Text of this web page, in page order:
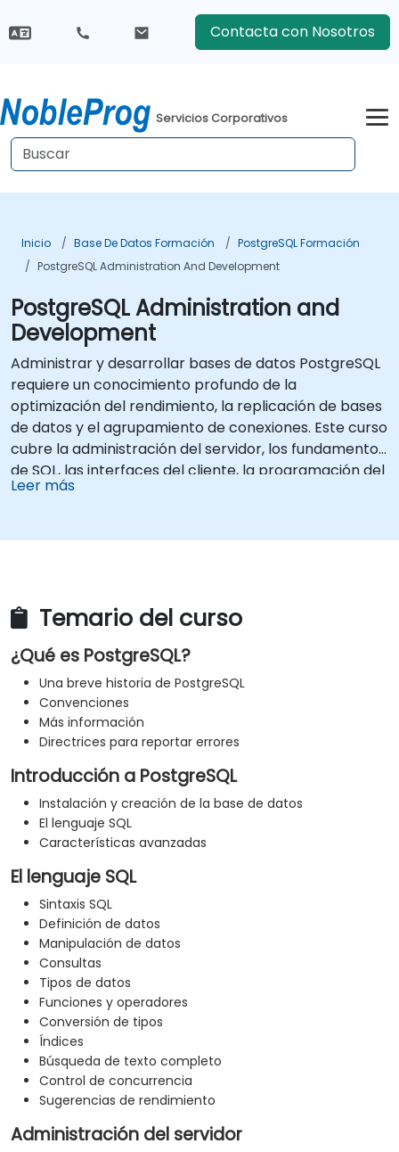
Contacta con Nosotros
Servicios Corporativos
Inicio Base De Datos Formación
PostgreSQL Formación
PostgreSQL Administration And Development
PostgreSQL Administration and
Development
Administrar y desarrollar bases de datos PostgreSQL
requiere un conocimiento profundo de la
optimización del rendimiento, la replicación de bases
de datos y el agrupamiento de conexiones. Este curso
cubre la administración del servidor, los fundamentos
de SQL, las interfaces del cliente, la programación del
lado del servidor y los componentes internos de la
empresarial para entornos PostgreSQL.
Leer más
Temario del curso
¿Qué es PostgreSQL?
Una breve historia de PostgreSQL
Convenciones
Más información
Directrices para reportar errores
Introducción a PostgreSQL
Instalación y creación de la base de datos
El lenguaje SQL
Características avanzadas
El lenguaje SQL
Sintaxis SQL
Definición de datos
Manipulación de datos
Consultas
Tipos de datos
Funciones y operadores
Conversión de tipos
Índices
Búsqueda de texto completo
Control de concurrencia
Sugerencias de rendimiento
Administración del servidor